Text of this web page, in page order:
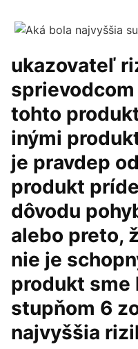
ukazovateľ
tohto
inými
je pravdep
produkt
dôvodu
alebo preto,
nie je
produkt sme
stupňom 6
najvyššia